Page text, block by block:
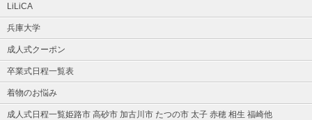
LiLiCA
兵庫大学
成人式クーポン
卒業式日程一覧表
着物のお悩み
成人式日程一覧姫路市 高砂市 加古川市 たつの市 太子 赤穂 相生 福崎他